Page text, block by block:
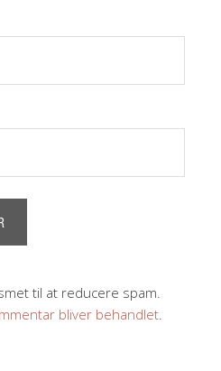
til at reducere spam.
bliver behandlet